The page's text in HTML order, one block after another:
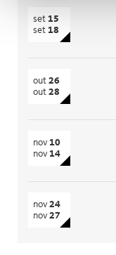
set 15
set 18
out 26
out 28
nov 10
nov 14
nov 24
nov 27